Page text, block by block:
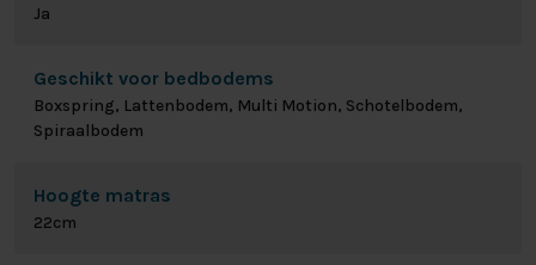
Ja
Geschikt voor bedbodems
Boxspring, Lattenbodem, Multi Motion, Schotelbodem,
Spiraalbodem
Hoogte matras
22cm